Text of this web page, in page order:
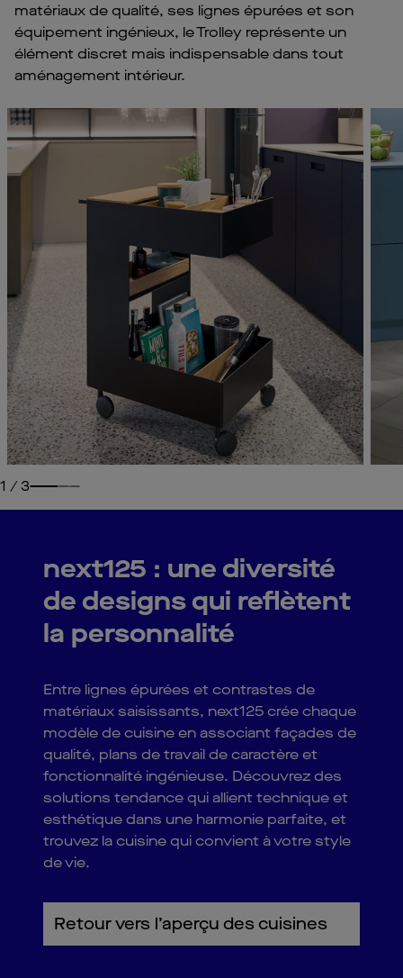
matériaux de qualité, ses lignes épurées et son
équipement ingénieux, le Trolley représente un
élément discret mais indispensable dans tout
aménagement intérieur.
1 / 3
next125 : une diversité
de designs qui reflètent
la personnalité
Entre lignes épurées et contrastes de
matériaux saisissants, next125 crée chaque
modèle de cuisine en associant façades de
qualité, plans de travail de caractère et
fonctionnalité ingénieuse. Découvrez des
solutions tendance qui allient technique et
esthétique dans une harmonie parfaite, et
trouvez la cuisine qui convient à votre style
de vie.
Retour vers l’aperçu des cuisines